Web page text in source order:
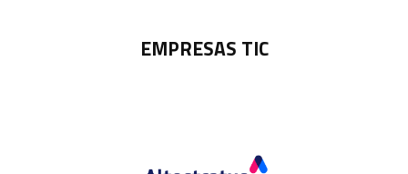
EMPRESAS TIC